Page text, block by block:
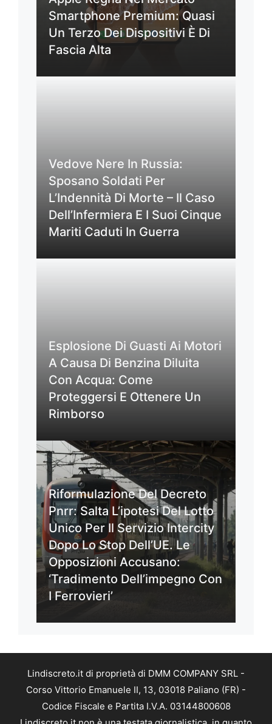
Smartphone Premium: Quasi
Un Terzo Dei Dispositivi È Di
Fascia Alta
Vedove Nere In Russia:
Sposano Soldati Per
L’Indennità Di Morte – Il Caso
Dell’Infermiera E I Suoi Cinque
Mariti Caduti In Guerra
Esplosione Di Guasti Ai Motori
A Causa Di Benzina Diluita
Con Acqua: Come
Proteggersi E Ottenere Un
Rimborso
Riformulazione Del Decreto
Pnrr: Salta L’ipotesi Del Lotto
Unico Per Il Servizio Intercity
Dopo Lo Stop Dell’UE. Le
Opposizioni Accusano:
‘Tradimento Dell’impegno Con
I Ferrovieri’
Lindiscreto.it di proprietà di DMM COMPANY SRL -
Corso Vittorio Emanuele II, 13, 03018 Paliano (FR) -
Codice Fiscale e Partita I.V.A. 03144800608